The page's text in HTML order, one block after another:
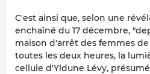
C'est ainsi que, selon une
enchaîné du 17 décembre,
maison d'arrêt des femmes
toutes les deux heures, la
cellule d'Yldune Lévy,